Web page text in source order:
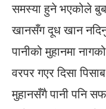
समस्या हुने भएकोले
खानसँग दूध खान
पानीको मुहानमा
वरपर गएर दिसा
मुहानसँगै पानी पनि